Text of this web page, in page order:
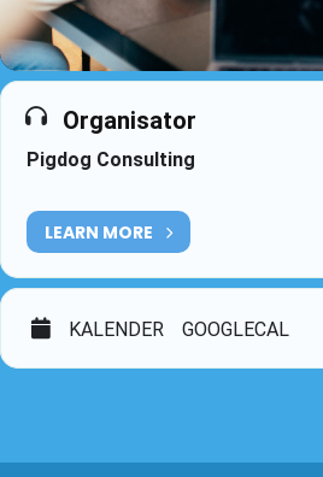
Organisator
Pigdog Consulting
LEARN MORE
KALENDER GOOGLECAL